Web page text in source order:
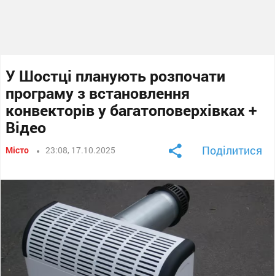
У Шостці планують розпочати
програму з встановлення
конвекторів у багатоповерхівках +
Відео
Місто 23:08, 17.10.2025 Поділитися